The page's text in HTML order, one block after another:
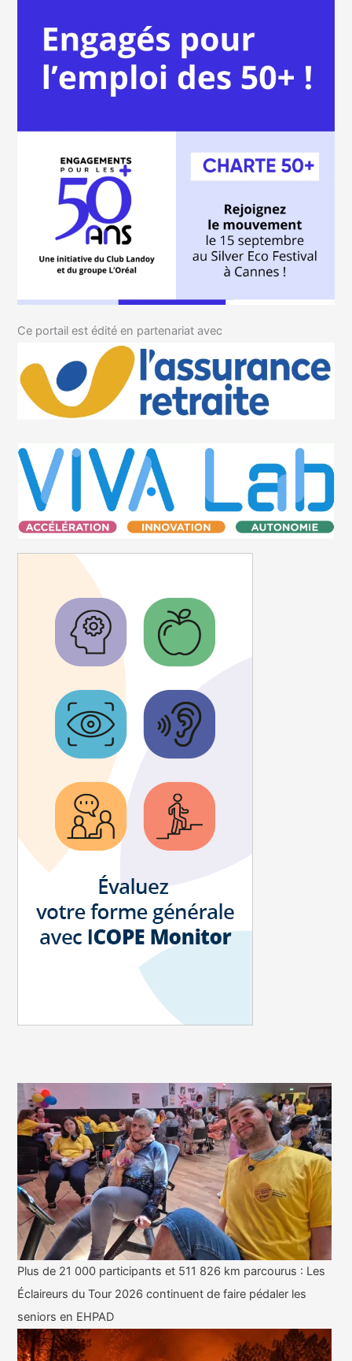
Ce portail est édité en partenariat avec
Plus de 21 000 participants et 511 826 km parcourus : Les
Éclaireurs du Tour 2026 continuent de faire pédaler les
seniors en EHPAD